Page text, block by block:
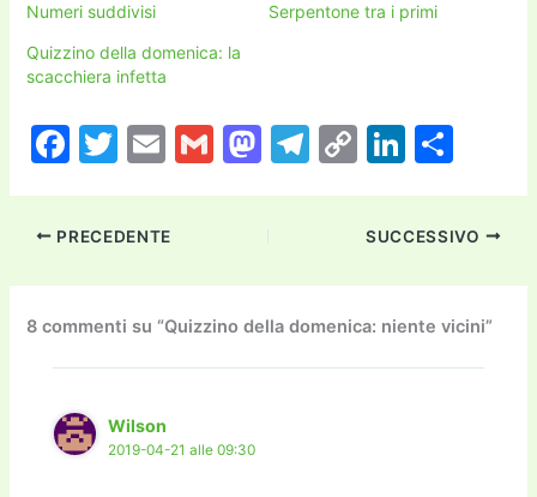
Numeri suddivisi
Serpentone tra i primi
Quizzino della domenica: la
scacchiera infetta
F
c
e
b
o
o
k
T
itt
er
E
ai
l
G
M
d
o
n
T
a
m
C
p
y
Li
n
k
Li
k
e
dI
n
n
di
vi
di
PRECEDENTE SUCCESSIVO
8 commenti su “Quizzino della domenica: niente vicini”
Wilson
2019-04-21 alle 09:30